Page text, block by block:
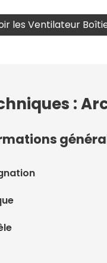
les Ventilateur
: